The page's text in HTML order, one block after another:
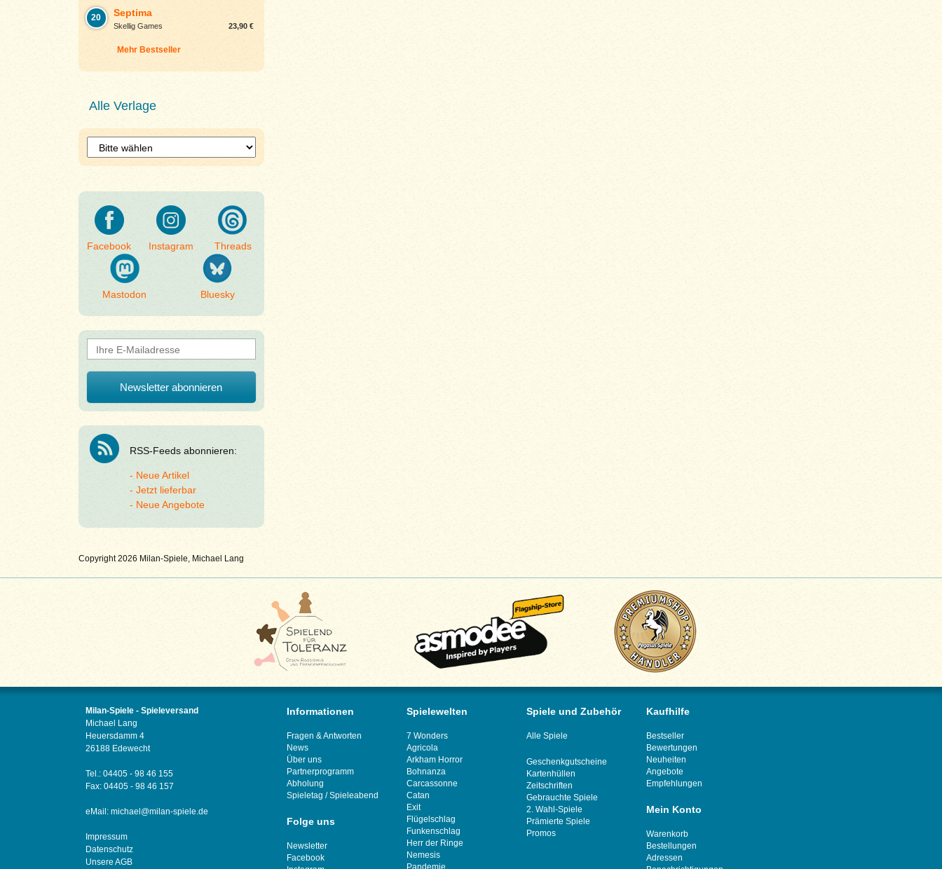
20 Septima
Skellig Games 23,90 €
Mehr Bestseller
Alle Verlage
Facebook Instagram Threads
Mastodon Bluesky
RSS-Feeds abonnieren:
Neue Artikel
Jetzt lieferbar
Neue Angebote
Copyright 2026 Milan-Spiele, Michael Lang
Milan-Spiele - Spieleversand
Michael Lang
Heuersdamm 4
26188 Edewecht
Tel.: 04405 - 98 46 155
Fax: 04405 - 98 46 157
eMail: michael@milan-spiele.de
Impressum
Datenschutz
Unsere AGB
Informationen
Fragen & Antworten
News
Über uns
Partnerprogramm
Abholung
Spieletag /Spieleabend
Folge uns
Newsletter
Facebook
Spielewelten
7 Wonders
Agricola
Arkham Horror
Bohnanza
Carcassonne
Catan
Exit
Flügelschlag
Funkenschlag
Herr der Ringe
Nemesis
Pandemie
Spiele und Zubehör
Alle Spiele
Geschenkgutscheine
Kartenhüllen
Zeitschriften
Gebrauchte Spiele
2. Wahl-Spiele
Prämierte Spiele
Promos
Kaufhilfe
Bestseller
Bewertungen
Neuheiten
Angebote
Empfehlungen
Mein Konto
Warenkorb
Bestellungen
Adressen